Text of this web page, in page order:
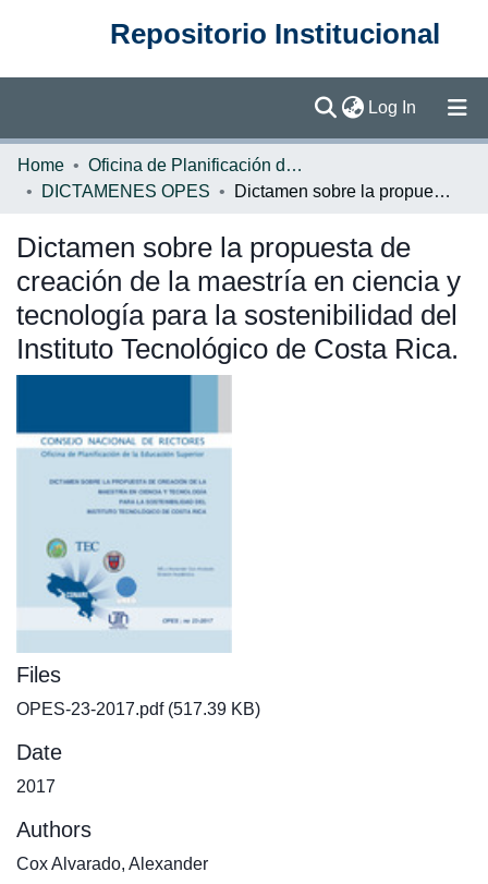
Repositorio Institucional
Log In (current)
Communities & Collections
Statistics
Home
Oficina de Planificación de la Educación Superior (OPES)
DICTAMENES OPES
Dictamen sobre la propuesta de creación de la maestría en ciencia y tecnología para la sostenibilidad del Instituto Tecnológico de Costa Rica.
Dictamen sobre la propuesta de
creación de la maestría en ciencia y
tecnología para la sostenibilidad del
Instituto Tecnológico de Costa Rica.
Files
OPES-23-2017.pdf(517.39 KB)
Date
2017
Authors
Cox Alvarado, Alexander